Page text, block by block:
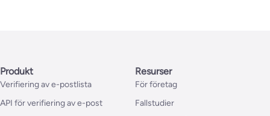
Produkt
Verifiering av e-postlista
API för verifiering av e-post
Resurser
För företag
Fallstudier